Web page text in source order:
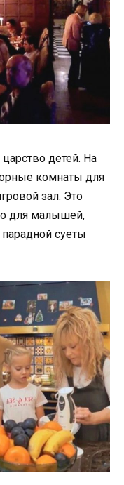
детей. На
комнаты для
зал. Это
для малышей,
суеты